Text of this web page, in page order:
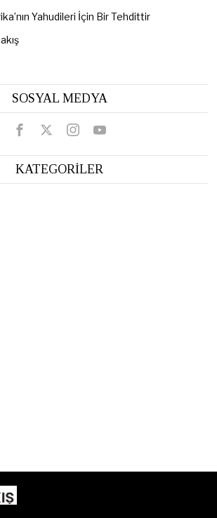
Yahudileri İçin Bir Tehdittir
SOSYAL MEDYA
KATEGORİLER